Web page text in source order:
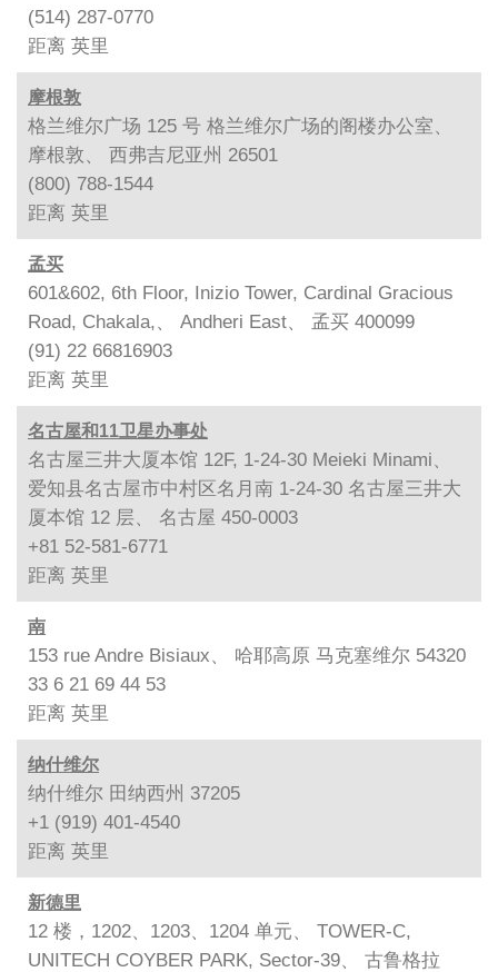
(514) 287-0770
距离 英里
摩根敦
格兰维尔广场 125 号 格兰维尔广场的阁楼办公室、
摩根敦、 西弗吉尼亚州 26501
(800) 788-1544
距离 英里
孟买
601&602, 6th Floor, Inizio Tower, Cardinal Gracious
Road, Chakala,、 Andheri East、 孟买 400099
(91) 22 66816903
距离 英里
名古屋和11卫星办事处
名古屋三井大厦本馆 12F, 1-24-30 Meieki Minami、
爱知县名古屋市中村区名月南 1-24-30 名古屋三井大
厦本馆 12 层、 名古屋 450-0003
+81 52-581-6771
距离 英里
南
153 rue Andre Bisiaux、 哈耶高原 马克塞维尔 54320
33 6 21 69 44 53
距离 英里
纳什维尔
纳什维尔 田纳西州 37205
+1 (919) 401-4540
距离 英里
新德里
12 楼，1202、1203、1204 单元、 TOWER-C,
UNITECH COYBER PARK, Sector-39、 古鲁格拉